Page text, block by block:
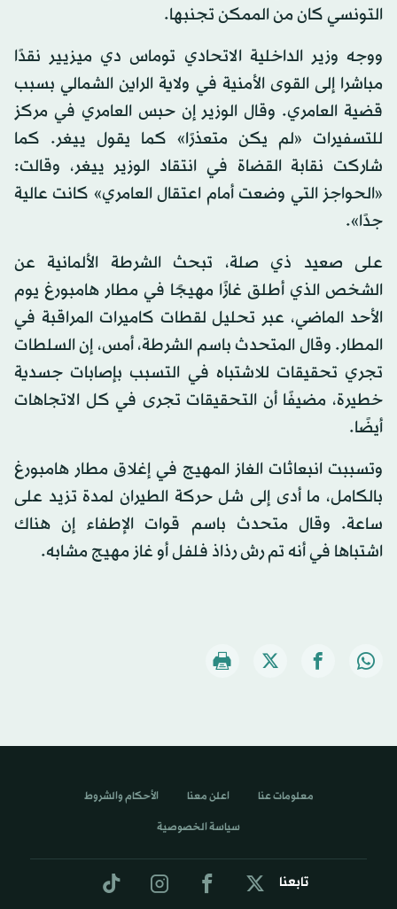
التونسي كان من الممكن تجنبها.
ووجه وزير الداخلية الاتحادي توماس دي ميزيير نقدًا
مباشرا إلى القوى الأمنية في ولاية الراين الشمالي بسبب
قضية العامري. وقال الوزير إن حبس العامري في مركز
للتسفيرات «لم يكن متعذرًا» كما يقول ييغر. كما
شاركت نقابة القضاة في انتقاد الوزير ييغر، وقالت:
«الحواجز التي وضعت أمام اعتقال العامري» كانت عالية
جدًا».
على صعيد ذي صلة، تبحث الشرطة الألمانية عن
الشخص الذي أطلق غازًا مهيجًا في مطار هامبورغ يوم
الأحد الماضي، عبر تحليل لقطات كاميرات المراقبة في
المطار. وقال المتحدث باسم الشرطة، أمس، إن السلطات
تجري تحقيقات للاشتباه في التسبب بإصابات جسدية
خطيرة، مضيفًا أن التحقيقات تجرى في كل الاتجاهات
أيضًا.
وتسببت انبعاثات الغاز المهيج في إغلاق مطار هامبورغ
بالكامل، ما أدى إلى شل حركة الطيران لمدة تزيد على
ساعة. وقال متحدث باسم قوات الإطفاء إن هناك
اشتباها في أنه تم رش رذاذ فلفل أو غاز مهيج مشابه.
تابعنا
معلومات عنا اعلن معنا الأحكام والشروط
سياسة الخصوصية